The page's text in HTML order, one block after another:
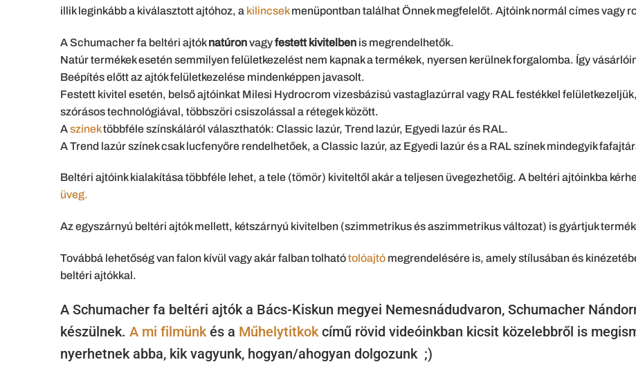
illik leginkább a kiválasztott ajtóhoz, a kilincsekmenüpontban találhat Önnek megfelelőt. Ajtóink normál címes vagy
A Schumacher fa beltéri ajtóknatúronvagyfestett kivitelben is megrendelhetők.
Natúr termékek esetén semmilyen felületkezelést nem kapnak a termékek, nyersen kerülnek forgalomba. Így
Beépítés előtt az ajtók felületkezelése mindenképpen javasolt.
Festett kivitel esetén, belső ajtóinkat Milesi Hydrocrom vizesbázisú vastaglazúrral vagy RAL festékkel
szórásos technológiával, többszöri csiszolással a rétegek között.
Aszínektöbbféle színskáláról választhatók: Classic lazúr, Trend lazúr, Egyedi lazúr és RAL.
A Trend lazúr színek csak lucfenyőre rendelhetőek, a Classic lazúr, az Egyedi lazúr és a RAL színek mindegyik
Beltéri ajtóink kialakítása többféle lehet, a tele (tömör) kiviteltől akár a teljesen üvegezhetőig. A beltéri ajtóinkba
üveg.
Az egyszárnyú beltéri ajtók mellett, kétszárnyú kivitelben (szimmetrikus és aszimmetrikus változat) is gyártjuk
Továbbá lehetőség van falon kívül vagy akár falban tolhatótolóajtó megrendelésére is, amely stílusában és
beltéri ajtókkal.
A Schumacher fa beltéri ajtók a Bács-Kiskun megyei Nemesnádudvaron, Schumacher
készülnek. A mi filmünkés a Műhelytitkokcímű rövid videóinkban kicsit közelebbről is
nyerhetnek abba, kik vagyunk, hogyan/ahogyan dolgozunk ;)